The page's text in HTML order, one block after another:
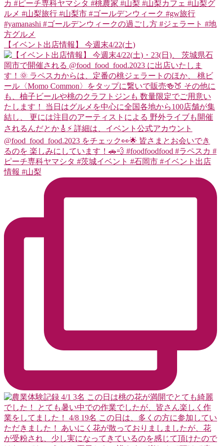
【イベント出店情報】 今週末4/22(土)